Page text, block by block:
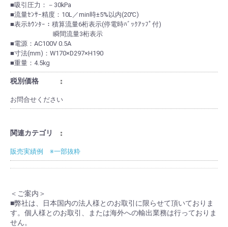
■吸引圧力：－30kPa
■流量ｾﾝｻｰ精度：10L／min時±5%以内(20℃)
■表示ｶｳﾝﾀｰ：積算流量6桁表示(停電時ﾊﾞｯｸｱｯﾌﾟ付)
瞬間流量3桁表示
■電源：AC100V 0.5A
■寸法(mm)：W170×D297×H190
■重量：4.5kg
税別価格
お問合せください
関連カテゴリ
販売実績例 ※一部抜粋
＜ご案内＞
■弊社は、日本国内の法人様とのお取引に限らせて頂いておりま
す。個人様とのお取引、または海外への輸出業務は行っておりま
せん。